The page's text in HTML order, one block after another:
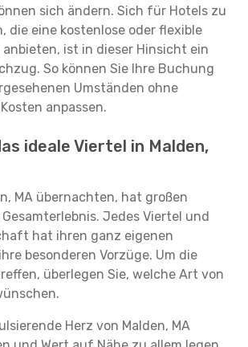
sich ändern. Sich für Hotels zu
die eine kostenlose oder flexible
ist in dieser Hinsicht ein
So können Sie Ihre Buchung
Umständen ohne
anpassen.
ideale Viertel in Malden,
MA übernachten, hat großen
Jedes Viertel und
hat ihren ganz eigenen
besonderen Vorzüge. Um die
überlegen Sie, welche Art von
Herz von Malden, MA